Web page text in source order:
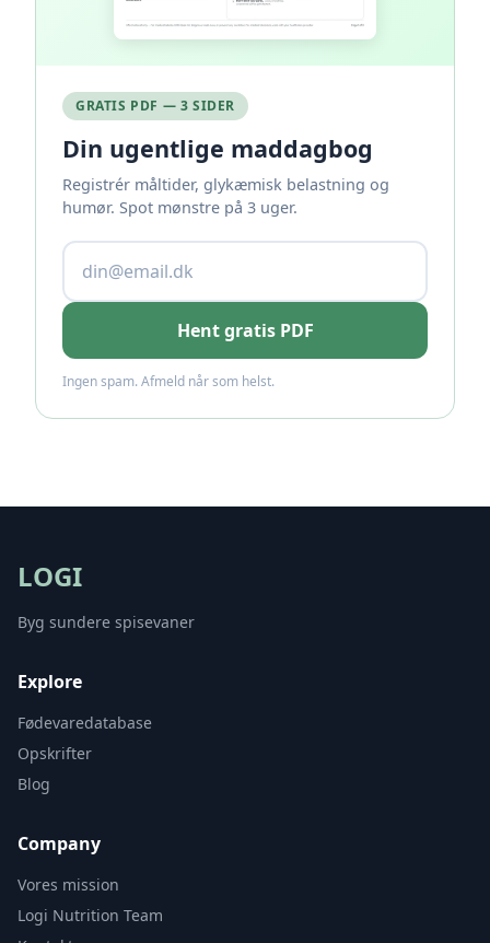
GRATIS PDF — 3 SIDER
Din ugentlige maddagbog
Registrér måltider, glykæmisk belastning og
humør. Spot mønstre på 3 uger.
Hent gratis PDF
Ingen spam. Afmeld når som helst.
LOGI
Byg sundere spisevaner
Explore
Fødevaredatabase
Opskrifter
Blog
Company
Vores mission
Logi Nutrition Team